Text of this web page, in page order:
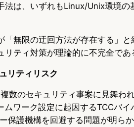
法は、いずれもLinux/Unix環境の
無限の迂回方法が存在する」と
ティ対策が理論的に不完全であ
リティリスク
数のセキュリティ事案に見舞わ
ワーク設定に起因するTCCバイ
保護機構を回避する問題が明ら